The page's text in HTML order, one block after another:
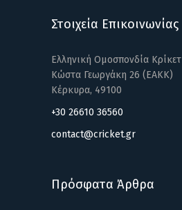
Στοιχεία Επικοινωνίας
Ελληνική Ομοσπονδία Κρίκετ
Κώστα Γεωργάκη 26 (ΕΑΚΚ)
Κέρκυρα, 49100
+30 26610 36560
contact@cricket.gr
Πρόσφατα Άρθρα